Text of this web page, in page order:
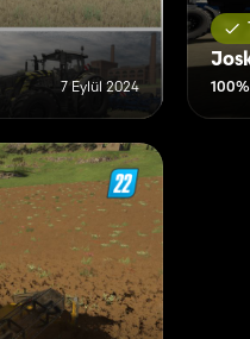
7 Eylül 2024 100%